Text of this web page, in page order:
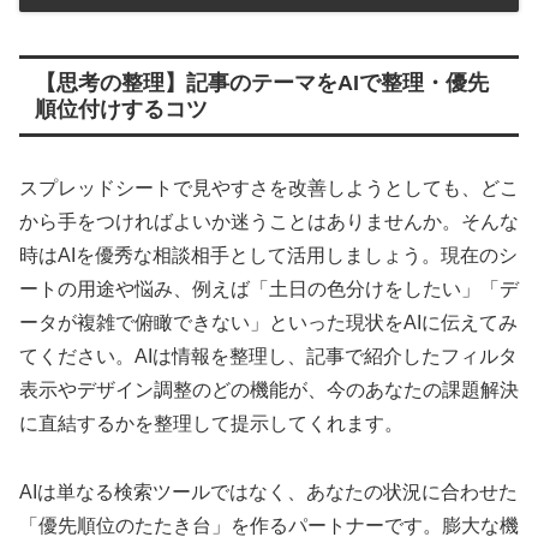
【思考の整理】記事のテーマをAIで整理・優先
順位付けするコツ
スプレッドシートで見やすさを改善しようとしても、どこ
から手をつければよいか迷うことはありませんか。そんな
時はAIを優秀な相談相手として活用しましょう。現在のシ
ートの用途や悩み、例えば「土日の色分けをしたい」「デ
ータが複雑で俯瞰できない」といった現状をAIに伝えてみ
てください。AIは情報を整理し、記事で紹介したフィルタ
表示やデザイン調整のどの機能が、今のあなたの課題解決
に直結するかを整理して提示してくれます。
AIは単なる検索ツールではなく、あなたの状況に合わせた
「優先順位のたたき台」を作るパートナーです。膨大な機